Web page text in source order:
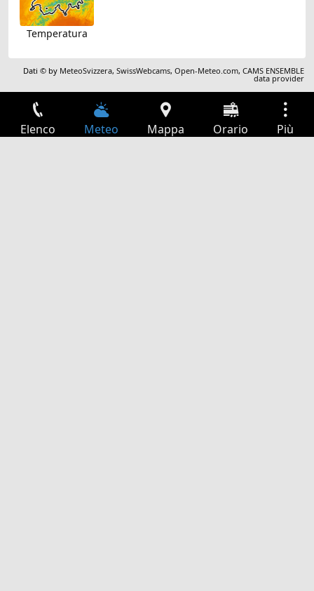
Temperatura
Dati © by MeteoSvizzera,SwissWebcams,Open-Meteo.com,CAMS ENSEMBLE
data provider
Elenco Meteo Mappa Orario Più